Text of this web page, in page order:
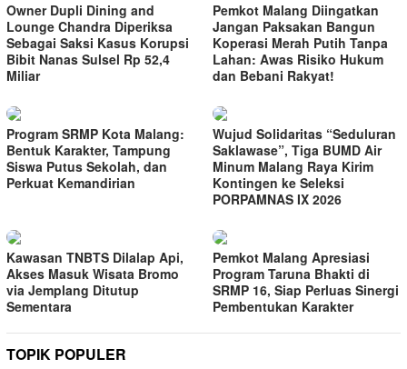
Owner Dupli Dining and
Lounge Chandra Diperiksa
Sebagai Saksi Kasus Korupsi
Bibit Nanas Sulsel Rp 52,4
Miliar
Pemkot Malang Diingatkan
Jangan Paksakan Bangun
Koperasi Merah Putih Tanpa
Lahan: Awas Risiko Hukum
dan Bebani Rakyat!
Program SRMP Kota Malang:
Bentuk Karakter, Tampung
Siswa Putus Sekolah, dan
Perkuat Kemandirian
Wujud Solidaritas “Seduluran
Saklawase”, Tiga BUMD Air
Minum Malang Raya Kirim
Kontingen ke Seleksi
PORPAMNAS IX 2026
Kawasan TNBTS Dilalap Api,
Akses Masuk Wisata Bromo
via Jemplang Ditutup
Sementara
Pemkot Malang Apresiasi
Program Taruna Bhakti di
SRMP 16, Siap Perluas Sinergi
Pembentukan Karakter
TOPIK POPULER